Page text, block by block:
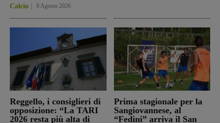
Calcio 8 Agosto 2026
Reggello, i consiglieri di
opposizione: “La TARI
2026 resta più alta di
Prima stagionale per la
Sangiovannese, al
“Fedini” arriva il San